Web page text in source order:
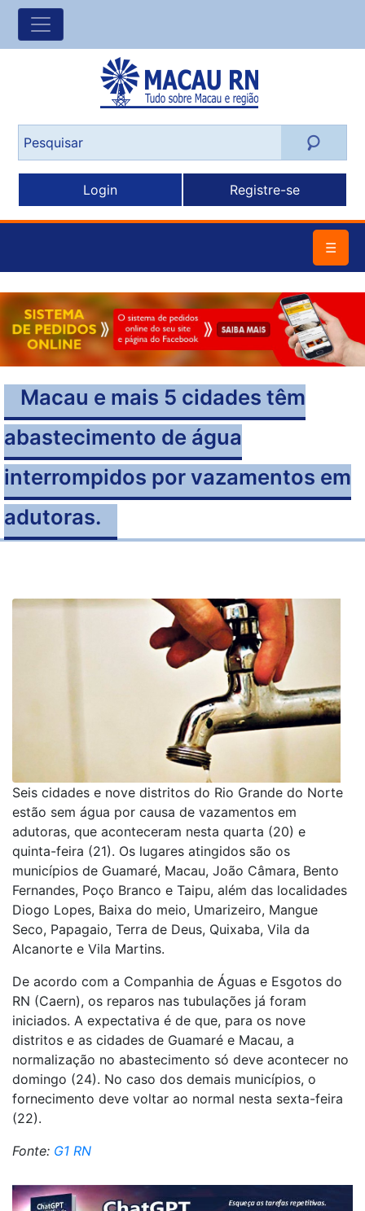
Login Registre-se
☰
Macau e mais 5 cidades têm
abastecimento de água
interrompidos por vazamentos em
adutoras.
Seis cidades e nove distritos do Rio Grande do Norte
estão sem água por causa de vazamentos em
adutoras, que aconteceram nesta quarta (20) e
quinta-feira (21). Os lugares atingidos são os
municípios de Guamaré, Macau, João Câmara, Bento
Fernandes, Poço Branco e Taipu, além das localidades
Diogo Lopes, Baixa do meio, Umarizeiro, Mangue
Seco, Papagaio, Terra de Deus, Quixaba, Vila da
Alcanorte e Vila Martins.
De acordo com a Companhia de Águas e Esgotos do
RN (Caern), os reparos nas tubulações já foram
iniciados. A expectativa é de que, para os nove
distritos e as cidades de Guamaré e Macau, a
normalização no abastecimento só deve acontecer no
domingo (24). No caso dos demais municípios, o
fornecimento deve voltar ao normal nesta sexta-feira
(22).
Fonte: G1 RN